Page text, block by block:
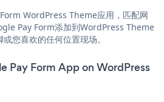
WordPress Theme应用，匹配网
Pay Form添加到WordPress Theme
您喜欢的任何位置现场。
Pay Form App on WordPress